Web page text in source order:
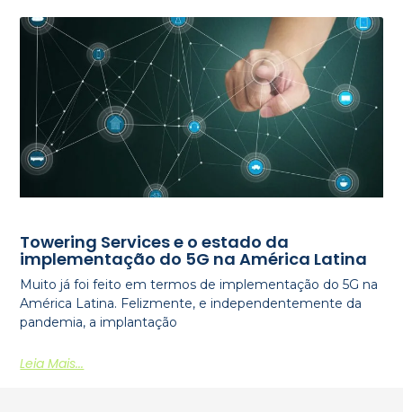
Towering Services e o estado da
implementação do 5G na América Latina
Muito já foi feito em termos de implementação do 5G na
América Latina. Felizmente, e independentemente da
pandemia, a implantação
Leia Mais...